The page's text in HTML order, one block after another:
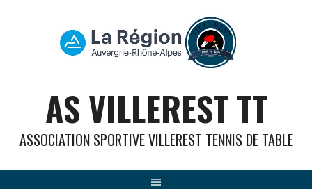
AS VILLEREST TT
ASSOCIATION SPORTIVE VILLEREST TENNIS DE TABLE